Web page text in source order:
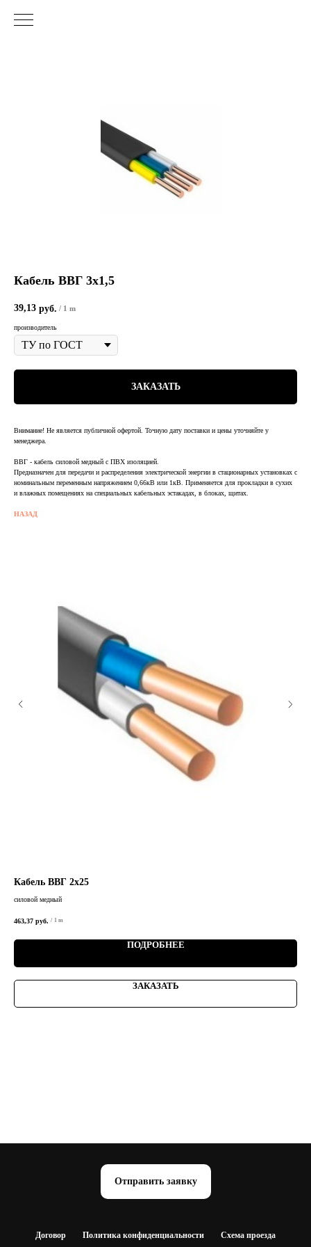
Кабель ВВГ 3х1,5
39,13 руб. / 1 m
производитель
ЗАКАЗАТЬ
Внимание! Не является публичной офертой. Точную дату поставки и цены уточняйте у
менеджера.
ВВГ - кабель силовой медный с ПВХ изоляцией.
Предназначен для передачи и распределения электрической энергии в стационарных установках с
номинальным переменным напряжением 0,66кВ или 1кВ. Применяется для прокладки в сухих
и влажных помещениях на специальных кабельных эстакадах, в блоках, щитах.
НАЗАД
Кабель ВВГ 2х25
силовой медный
463,37 руб. / 1 m
ПОДРОБНЕЕ
ЗАКАЗАТЬ
Отправить заявку
Договор Политика конфиденциальности Схема проезда